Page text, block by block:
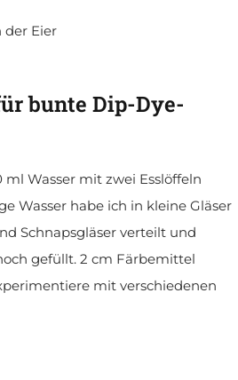
der Eier
bunte Dip-Dye-
Wasser mit zwei Esslöffeln
Wasser habe ich in kleine Gläser
Schnapsgläser verteilt und
gefüllt. 2 cm Färbemittel
mit verschiedenen